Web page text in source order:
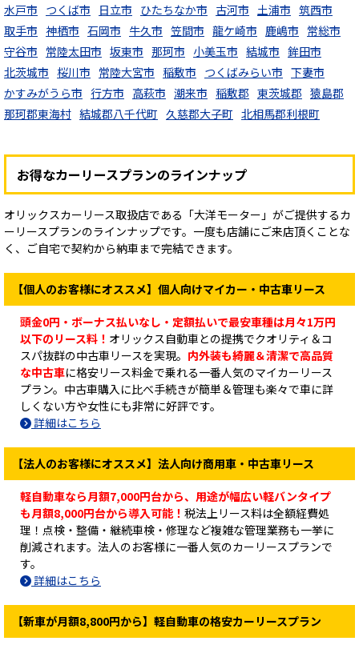
水戸市 つくば市 日立市 ひたちなか市 古河市 土浦市 筑西市
取手市 神栖市 石岡市 牛久市 笠間市 龍ケ崎市 鹿嶋市 常総市
守谷市 常陸太田市 坂東市 那珂市 小美玉市 結城市 鉾田市
北茨城市 桜川市 常陸大宮市 稲敷市 つくばみらい市 下妻市
かすみがうら市 行方市 高萩市 潮来市 稲敷郡 東茨城郡 猿島郡
那珂郡東海村 結城郡八千代町 久慈郡大子町 北相馬郡利根町
お得なカーリースプランのラインナップ
オリックスカーリース取扱店である「大洋モーター」がご提供するカ
ーリースプランのラインナップです。一度も店舗にご来店頂くことな
く、ご自宅で契約から納車まで完結できます。
【個人のお客様にオススメ】個人向けマイカー・中古車リース
頭金0円・ボーナス払いなし・定額払いで最安車種は月々1万円
以下のリース料！ オリックス自動車との提携でクオリティ＆コ
スパ抜群の中古車リースを実現。 内外装も綺麗＆清潔で高品質
な中古車に格安リース料金で乗れる一番人気のマイカーリース
プラン。中古車購入に比べ手続きが簡単＆管理も楽々で車に詳
しくない方や女性にも非常に好評です。
詳細はこちら
【法人のお客様にオススメ】法人向け商用車・中古車リース
軽自動車なら月額7,000円台から、用途が幅広い軽バンタイプ
も月額8,000円台から導入可能！ 税法上リース料は全額経費処
理！点検・整備・継続車検・修理など複雑な管理業務も一挙に
削減されます。法人のお客様に一番人気のカーリースプランで
す。
詳細はこちら
【新車が月額8,800円から】軽自動車の格安カーリースプラン